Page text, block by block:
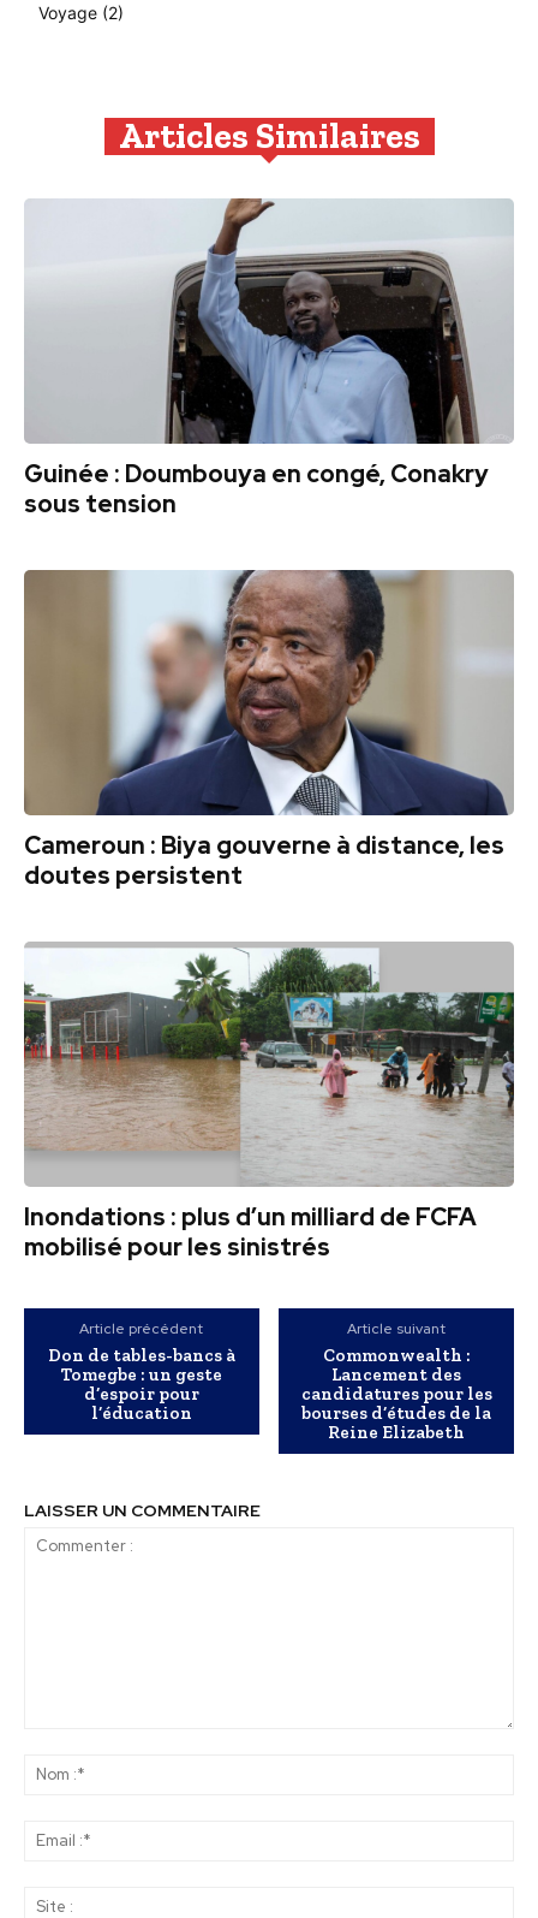
Voyage (2)
Articles Similaires
Guinée : Doumbouya en congé, Conakry
sous tension
Cameroun : Biya gouverne à distance, les
doutes persistent
Inondations : plus d’un milliard de FCFA
mobilisé pour les sinistrés
Article précédent
Don de tables-bancs à
Tomegbe : un geste
d’espoir pour
l’éducation
Article suivant
Commonwealth :
Lancement des
candidatures pour les
bourses d’études de la
Reine Elizabeth
LAISSER UN COMMENTAIRE